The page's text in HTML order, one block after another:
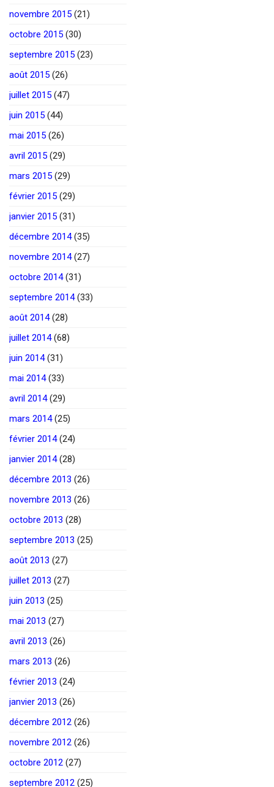
novembre 2015 (21)
octobre 2015 (30)
septembre 2015 (23)
août 2015 (26)
juillet 2015 (47)
juin 2015 (44)
mai 2015 (26)
avril 2015 (29)
mars 2015 (29)
février 2015 (29)
janvier 2015 (31)
décembre 2014(35)
novembre 2014(27)
octobre 2014(31)
septembre 2014(33)
août 2014(28)
juillet 2014(68)
juin 2014(31)
mai 2014(33)
avril 2014(29)
mars 2014(25)
février 2014(24)
janvier 2014(28)
décembre 2013 (26)
novembre 2013 (26)
octobre 2013 (28)
septembre 2013 (25)
août 2013 (27)
juillet 2013 (27)
juin 2013 (25)
mai 2013 (27)
avril 2013 (26)
mars 2013 (26)
février 2013 (24)
janvier 2013 (26)
décembre 2012 (26)
novembre 2012 (26)
octobre 2012 (27)
septembre 2012 (25)